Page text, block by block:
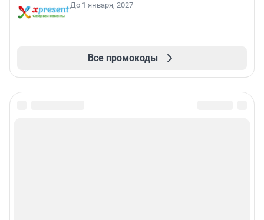
До 1 января, 2027
Все промокоды